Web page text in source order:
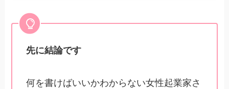
先に結論です
何を書けばいいかわからない女性起業家さ